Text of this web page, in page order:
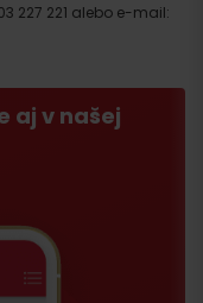
227 221 alebo e-mail:
aj v našej